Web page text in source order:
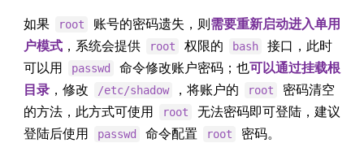
如果 root 账号的密码遗失，则需要重新启动进入单用
户模式 ，系统会提供 root 权限的 bash
接口，此时
可以用
passwd 命令修改账户密码；也可以通过挂载根
目录 ，修改 /etc/shadow ，将账户的 root
密码清空
的方法，此方式可使用
root
无法密码即可登陆，建议
登陆后使用
passwd 命令配置 root 密码。